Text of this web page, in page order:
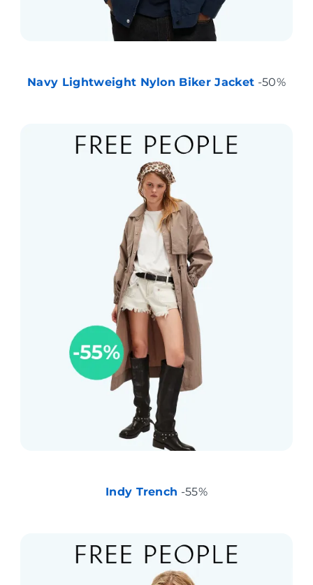
Navy Lightweight Nylon Biker Jacket -50%
Indy Trench -55%